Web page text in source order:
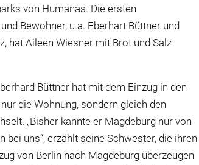
von Humanas. Die ersten
Bewohner, u.a. Eberhart Büttner und
hat Aileen Wiesner mit Brot und Salz
Büttner hat mit dem Einzug in den
die Wohnung, sondern gleich den
„Bisher kannte er Magdeburg nur von
bei uns“, erzählt seine Schwester, die ihren
von Berlin nach Magdeburg überzeugen